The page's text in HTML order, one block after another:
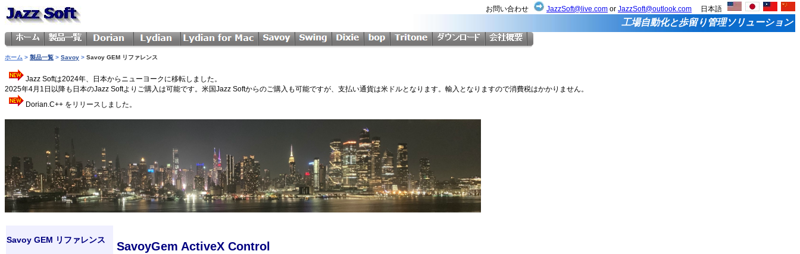
お問い合わせ JazzSoft@live.com or JazzSoft@outlook.com 日本語
工場自動化と歩留り管理ソリューション
ホーム > 製品一覧 > Savoy > Savoy GEM リファレンス
Jazz Softは2024年、日本からニューヨークに移転しました。
2025年4月1日以降も日本のJazz Softよりご購入は可能です。米国Jazz Softからのご購入も可能ですが、支払い通貨は米ドルとなります。輸入となりますので消費税はかかりません。
Dorian.C++ をリリースしました。
Savoy GEM リファレンス SavoyGem ActiveX Control